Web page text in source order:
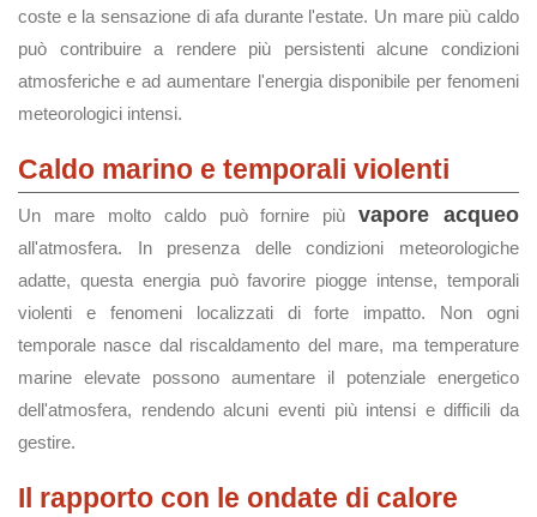
coste e la sensazione di afa durante l'estate. Un mare più caldo
può contribuire a rendere più persistenti alcune condizioni
atmosferiche e ad aumentare l'energia disponibile per fenomeni
meteorologici intensi.
Caldo marino e temporali violenti
Un mare molto caldo può fornire piùvapore acqueo
all'atmosfera. In presenza delle condizioni meteorologiche
adatte, questa energia può favorire piogge intense, temporali
violenti e fenomeni localizzati di forte impatto. Non ogni
temporale nasce dal riscaldamento del mare, ma temperature
marine elevate possono aumentare il potenziale energetico
dell'atmosfera, rendendo alcuni eventi più intensi e difficili da
gestire.
Il rapporto con le ondate di calore